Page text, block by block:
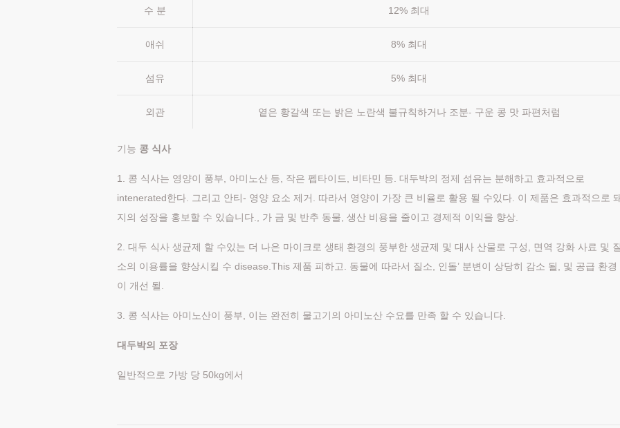
수 분 12% 최대
애쉬 8% 최대
섬유 5% 최대
외관 옅은 황갈색 또는 밝은 노란색 불규칙하거나 조분- 구운 콩 맛 파편처럼
기능 콩 식사
1. 콩 식사는 영양이 풍부, 아미노산 등, 작은 펩타이드, 비타민 등. 대두박의 정제 섬유는 분해하고 효과적으로
intenerated한다. 그리고 안티- 영양 요소 제거. 따라서 영양이 가장 큰 비율로 활용 될 수있다. 이 제품은 효과적으로
지의 성장을 홍보할 수 있습니다., 가 금 및 반추 동물, 생산 비용을 줄이고 경제적 이익을 향상.
2. 대두 식사 생균제 할 수있는 더 나은 마이크로 생태 환경의 풍부한 생균제 및 대사 산물로 구성, 면역 강화 사료 및 질
소의 이용률을 향상시킬 수 disease.This 제품 피하고. 동물에 따라서 질소, 인돌’ 분변이 상당히 감소 될, 및 공급 환경
이 개선 될.
3. 콩 식사는 아미노산이 풍부, 이는 완전히 물고기의 아미노산 수요를 만족 할 수 있습니다.
대두박의 포장
일반적으로 가방 당 50kg에서